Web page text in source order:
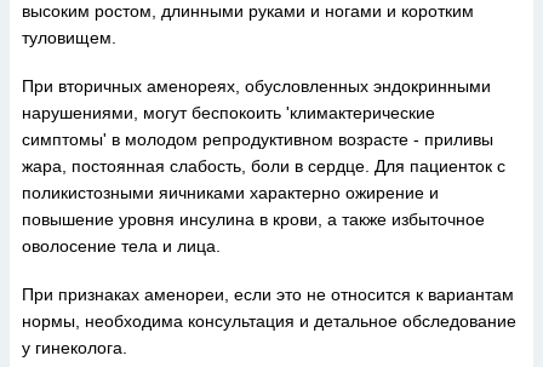
высоким ростом, длинными руками и ногами и коротким
туловищем.
При вторичных аменореях, обусловленных эндокринными
нарушениями, могут беспокоить 'климактерические
симптомы' в молодом репродуктивном возрасте - приливы
жара, постоянная слабость, боли в сердце. Для пациенток с
поликистозными яичниками характерно ожирение и
повышение уровня инсулина в крови, а также избыточное
оволосение тела и лица.
При признаках аменореи, если это не относится к вариантам
нормы, необходима консультация и детальное обследование
у гинеколога.